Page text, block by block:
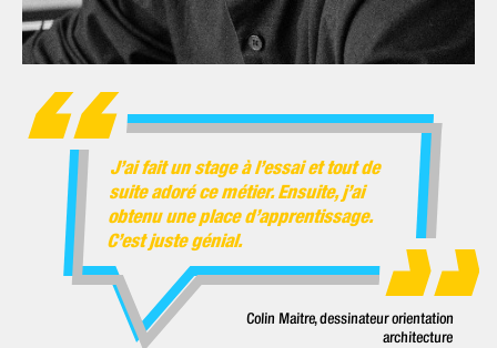
J’ai fait un stage à l’essai et tout de
suite adoré ce mé­tier. Ensuite, j’ai
obtenu une place d’apprentissage.
C’est juste génial.
Colin Maitre, dessinateur orientation
architecture